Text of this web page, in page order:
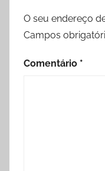
O seu endereço
Campos
Comentário *